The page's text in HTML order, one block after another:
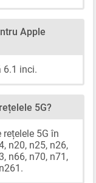
Apple
6.1 inci.
5G?
5G în
n20, n25, n26,
n66, n70, n71,